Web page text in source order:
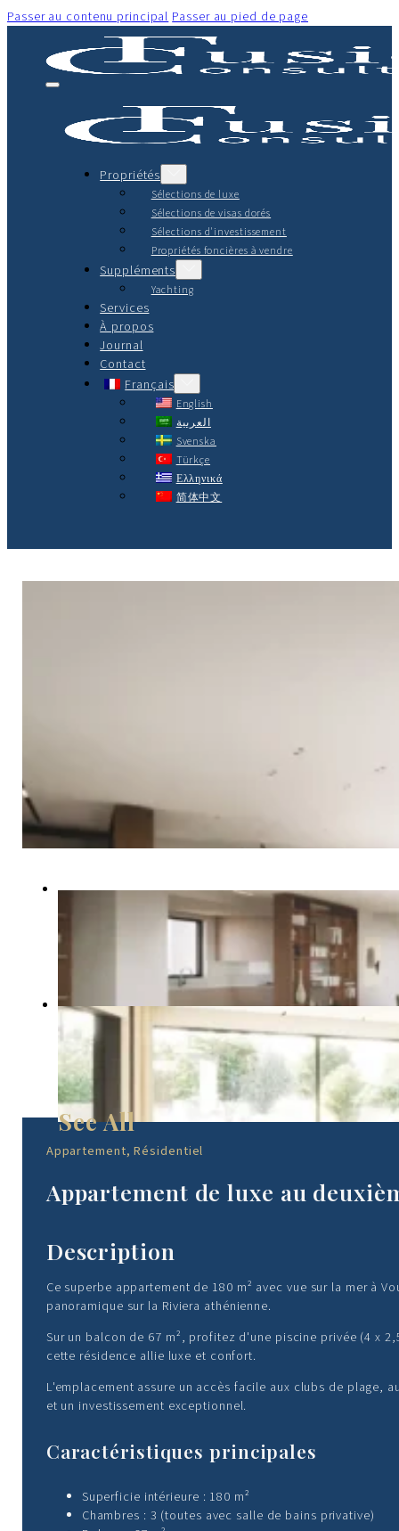
Passer au contenu principal Passer au pied de page
Propriétés
Sélections de luxe
Sélections de visas dorés
Sélections d'investissement
Propriétés foncières à vendre
Suppléments
Yachting
Services
À propos
Journal
Contact
Français
English
العربية
Svenska
Türkçe
Ελληνικά
简体中文
Appartement, Résidentiel
Appartement de luxe au
Description
Ce superbe appartement de 180 m² avec vue sur la mer à
panoramique sur la Riviera athénienne.
Sur un balcon de 67 m², profitez d'une piscine privée (4 x
cette résidence allie luxe et confort.
L'emplacement assure un accès facile aux clubs de plage,
et un investissement exceptionnel.
Caractéristiques principales
Superficie intérieure : 180 m²
Chambres : 3 (toutes avec salle de bains privative)